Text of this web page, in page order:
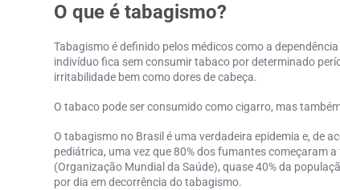
O que é tabagismo?
Tabagismoé definido pelos médicos como a
indivíduo fica sem consumir tabaco por determinado
irritabilidade bem como dores de cabeça.
O tabaco pode ser consumido como cigarro, mas
Otabagismo no Brasilé uma verdadeira epidemia e, de
pediátrica, uma vez que 80% dos fumantes começaram
(Organização Mundial da Saúde), quase 40% da
por dia em decorrência dotabagismo.